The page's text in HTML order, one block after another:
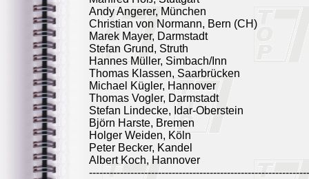
Andy Angerer, München
Christian von Normann, Bern (CH)
Marek Mayer, Darmstadt
Stefan Grund, Struth
Hannes Müller, Simbach/Inn
Thomas Klassen, Saarbrücken
Michael Kügler, Hannover
Thomas Vogler, Darmstadt
Stefan Lindecke, Idar-Oberstein
Björn Harste, Bremen
Holger Weiden, Köln
Peter Becker, Kandel
Albert Koch, Hannover